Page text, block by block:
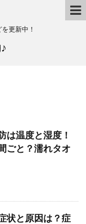
更新中！
は温度と湿度！
ごと？濡れタオ
状と原因は？症